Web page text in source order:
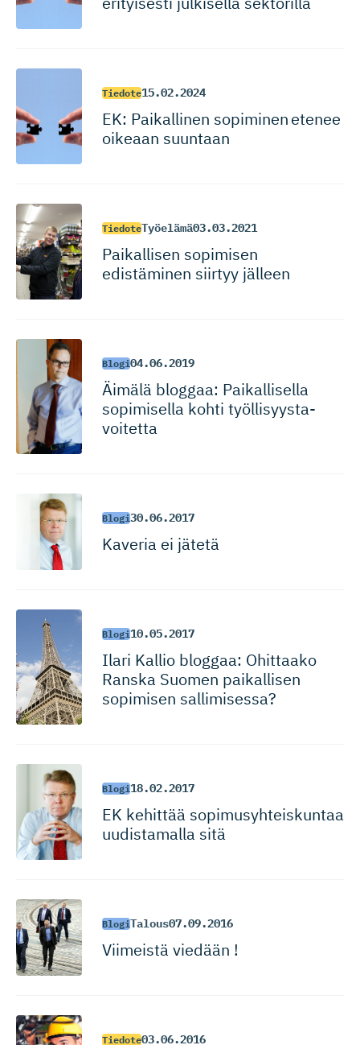
Tiedote15.02.2024
EK: Paikallinen sopiminen etenee
oikeaan suuntaan
TiedoteTyöelämä03.03.2021
Paikallisen sopimisen
edistäminen siirtyy jälleen
Blogi04.06.2019
Äimälä bloggaa: Paikallisella
sopimisella kohti työllisyys­ta­
voitetta
Blogi30.06.2017
Kaveria ei jätetä
Blogi10.05.2017
Ilari Kallio bloggaa: Ohittaako
Ranska Suomen paikallisen
sopimisen sallimisessa?
Blogi18.02.2017
EK kehittää sopimusyh­teis­kuntaa
uudistamalla sitä
BlogiTalous07.09.2016
Viimeistä viedään !
Tiedote03.06.2016